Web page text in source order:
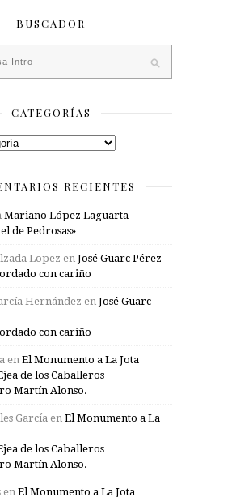
BUSCADOR
CATEGORÍAS
RECIENTES
Mariano López Laguarta
de Pedrosas»
Lopez en José Guarc Pérez
con cariño
Hernández en José Guarc
con cariño
en El Monumento a La Jota
de los Caballeros
Martín Alonso.
García en El Monumento a La
de los Caballeros
Martín Alonso.
en El Monumento a La Jota